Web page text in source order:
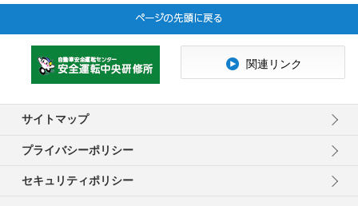
サイトマップ
プライバシーポリシー
セキュリティポリシー
関連リンク